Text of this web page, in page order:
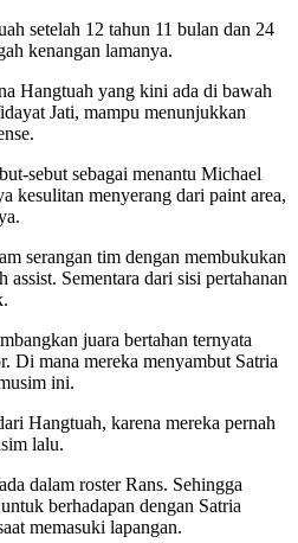
setelah 12 tahun 11 bulan dan 24
kenangan lamanya.
Hangtuah yang kini ada di bawah
Jati, mampu menunjukkan
sebut sebagai menantu Michael
kesulitan menyerang dari paint area,
serangan tim dengan membukukan
Sementara dari sisi pertahanan
juara bertahan ternyata
Di mana mereka menyambut Satria
ini.
Hangtuah, karena mereka pernah
lalu.
dalam roster Rans. Sehingga
berhadapan dengan Satria
memasuki lapangan.